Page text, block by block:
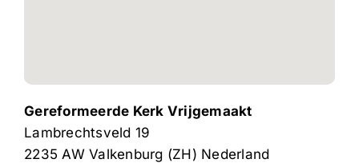
Gereformeerde Kerk Vrijgemaakt
Lambrechtsveld 19
2235 AWValkenburg (ZH) Nederland